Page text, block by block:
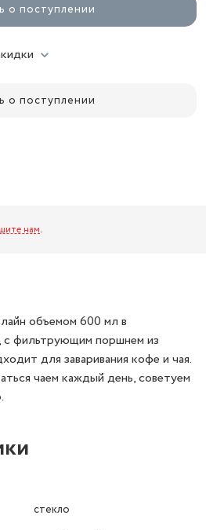
о поступлении
о поступлении
нам.
объемом 600 мл в
с фильтрующим поршнем из
для заваривания кофе и чая.
чаем каждый день, советуем
стекло